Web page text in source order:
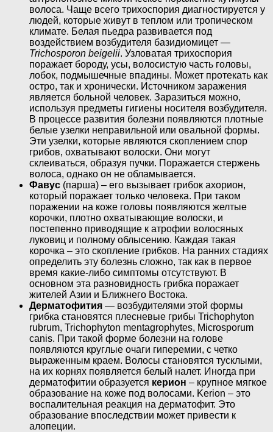
волоса. Чаще всего трихоспория диагностируется у
людей, которые живут в теплом или тропическом
климате. Белая пьедра развивается под
воздействием возбудителя базидиомицет —
Trichosporon beigelii. Узловатая трихоспория
поражает бороду, усы, волосистую часть головы,
лобок, подмышечные впадины. Может протекать как
остро, так и хронически. Источником заражения
является больной человек. Заразиться можно,
используя предметы гигиены носителя возбудителя.
В процессе развития болезни появляются плотные
белые узелки неправильной или овальной формы.
Эти узелки, которые являются скоплением спор
грибов, охватывают волоски. Они могут
склеиваться, образуя пучки. Поражается стержень
волоса, однако он не обламывается.
Фавус (парша) – его вызывает грибок ахорион,
который поражает только человека. При таком
поражении на коже головы появляются желтые
корочки, плотно охватывающие волоски, и
постепенно приводящие к атрофии волосяных
луковиц и полному облысению. Каждая такая
корочка – это скопление грибков. На ранних стадиях
определить эту болезнь сложно, так как в первое
время какие-либо симптомы отсутствуют. В
основном эта разновидность грибка поражает
жителей Азии и Ближнего Востока.
Дерматофития — возбудителями этой формы
грибка становятся плесневые грибы Trichophyton
rubrum, Trichophyton mentagrophytes, Microsporum
canis. При такой форме болезни на голове
появляются круглые очаги гиперемии, с четко
выраженным краем. Волосы становятся тусклыми,
на их корнях появляется белый налет. Иногда при
дерматофитии образуется керион – крупное мягкое
образование на коже под волосами. Kerion – это
воспалительная реакция на дерматофит. Это
образование впоследствии может привести к
алопеции.